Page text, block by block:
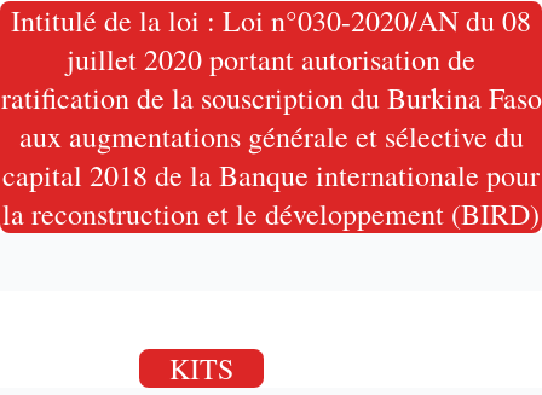
Intitulé de la loi : Loi n°030-2020/AN du 08
juillet 2020 portant autorisation de
ratification de la souscription du Burkina Faso
aux augmentations générale et sélective du
capital 2018 de la Banque internationale pour
la reconstruction et le développement (BIRD)
KITS